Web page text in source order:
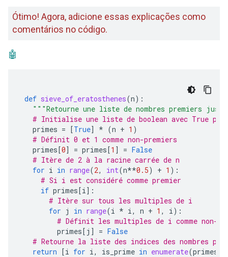
Ótimo! Agora, adicione essas explicações como
comentários no código.
🤖
def sieve_of_eratosthenes(n):
"""Retourne une liste de nombres premiers
# Initialise une liste de boolean avec True
primes = [True] * (n + 1 )
# Définit 0 et 1 comme non-premiers
primes[0] = primes[1 ] = False
# Itère de 2 à la racine carrée de n
for i in range(2, int(n**0.5) + 1 ):
# Si i est considéré comme premier
if primes[i]:
# Itère sur tous les multiples de i
for j in range(i * i, n + 1 , i):
# Définit les multiples de i comme non-
primes[ j ] = False
# Retourne la liste des indices des nombres
return [i for i, is_prime in enumerate(primes